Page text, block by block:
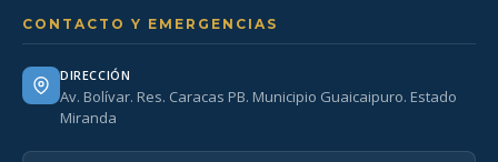
CONTACTO Y EMERGENCIAS
DIRECCIÓN
Av. Bolívar. Res. Caracas PB. Municipio Guaicaipuro. Estado
Miranda